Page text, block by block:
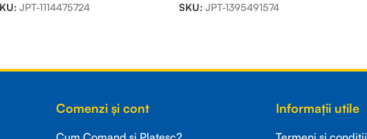
JPT-1114475724 SKU: JPT-1395491574
Comenzi și cont Informații utile